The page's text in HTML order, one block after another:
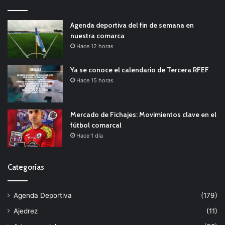
Agenda deportiva del fin de semana en
nuestra comarca
Hace 12 horas
Ya se conoce el calendario de Tercera RFEF
Hace 15 horas
Mercado de Fichajes: Movimientos clave en el
fútbol comarcal
Hace 1 día
Categorías
Agenda Deportiva
(179)
Ajedrez
(11)